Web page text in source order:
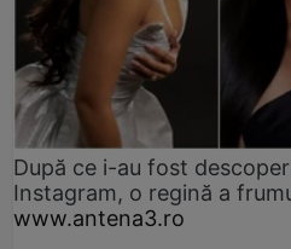
După ce i-au fost
Instagram, o regină a
www.antena3.ro